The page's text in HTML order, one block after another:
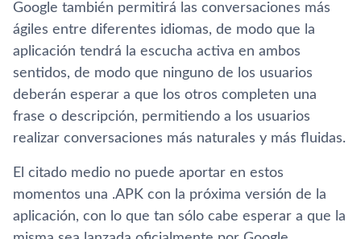
Google también permitirá las conversaciones más
ágiles entre diferentes idiomas, de modo que la
aplicación tendrá la escucha activa en ambos
sentidos, de modo que ninguno de los usuarios
deberán esperar a que los otros completen una
frase o descripción, permitiendo a los usuarios
realizar conversaciones más naturales y más fluidas.
El citado medio no puede aportar en estos
momentos una .APK con la próxima versión de la
aplicación, con lo que tan sólo cabe esperar a que la